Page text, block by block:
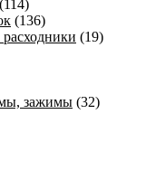
(114)
(136)
(19)
зажимы (32)